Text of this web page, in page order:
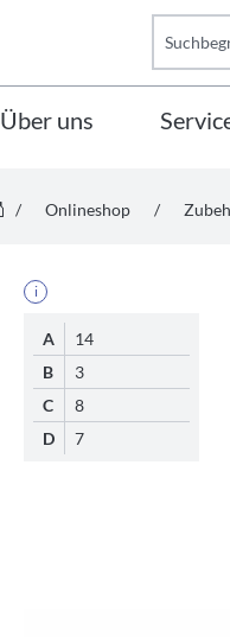
Über uns
/ Onlineshop /
i
A
14
B
3
C
8
D
7